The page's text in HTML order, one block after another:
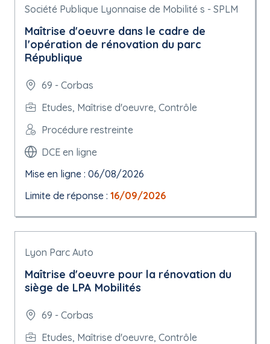
Société Publique Lyonnaise de Mobilité s - SPLM
Maîtrise d'oeuvre dans le cadre de
l'opération de rénovation du parc
République
69 - Corbas
Etudes, Maîtrise d'oeuvre, Contrôle
Procédure restreinte
DCE en ligne
Mise en ligne : 06/08/2026
Limite de réponse : 16/09/2026
Lyon Parc Auto
Maîtrise d'oeuvre pour la rénovation du
siège de LPA Mobilités
69 - Corbas
Etudes, Maîtrise d'oeuvre, Contrôle